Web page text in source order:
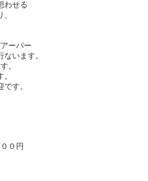
わせる
ーバー
います。
。
す。
０円